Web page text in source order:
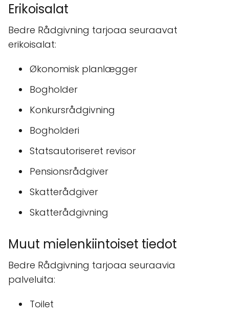
Erikoisalat
Bedre Rådgivning tarjoaa seuraavat
erikoisalat:
Økonomisk planlægger
Bogholder
Konkursrådgivning
Bogholderi
Statsautoriseret revisor
Pensionsrådgiver
Skatterådgiver
Skatterådgivning
Muut mielenkiintoiset tiedot
Bedre Rådgivning tarjoaa seuraavia
palveluita:
Toilet